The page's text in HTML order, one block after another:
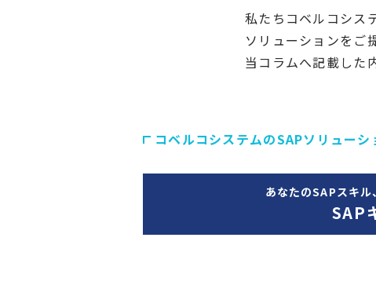
私たちコベルコシス
ソリューションをご
当コラムへ記載した
コベルコシステムのSAPソリューシ
あなたのSAPスキ
SAP